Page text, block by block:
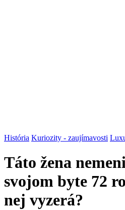
História Kuriozity - zaujímavosti
Táto žena
svojom byte 72
nej vyzerá?